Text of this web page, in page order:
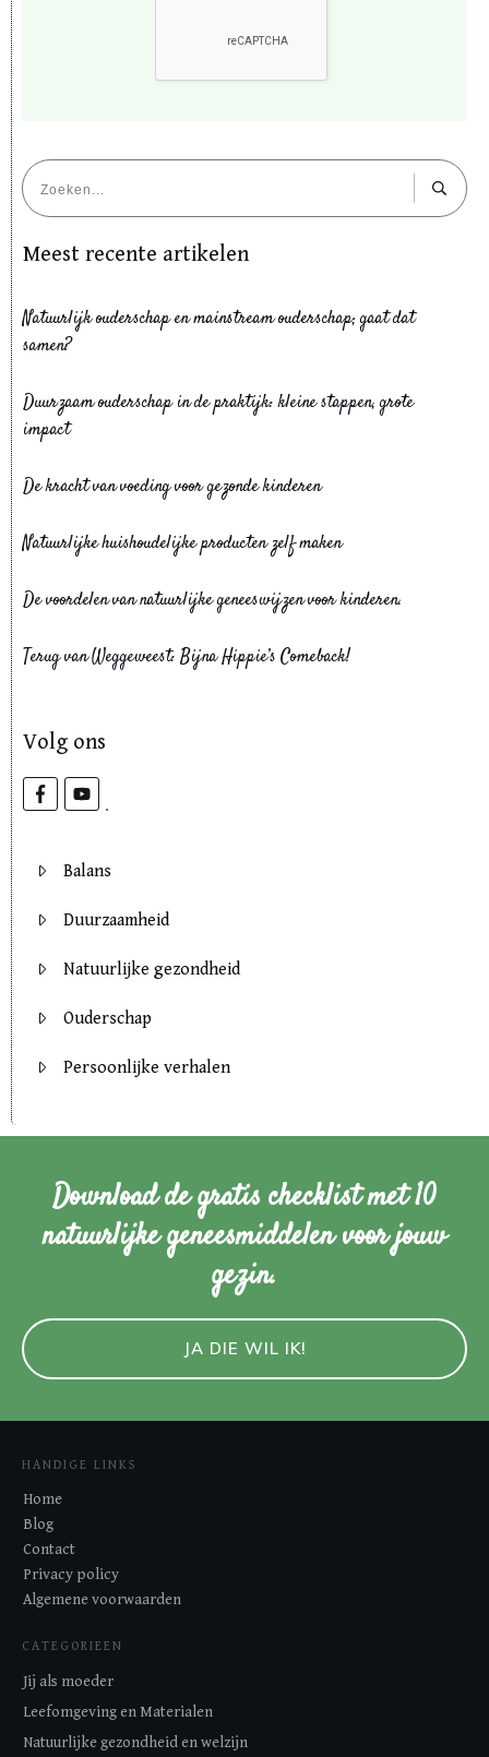
Meest recente artikelen
Natuurlijk ouderschap en mainstream ouderschap; gaat dat
samen?
Duurzaam ouderschap in de praktijk: kleine stappen, grote
impact
De kracht van voeding voor gezonde kinderen
Natuurlijke huishoudelijke producten zelf maken
De voordelen van natuurlijke geneeswijzen voor kinderen.
Terug van Weggeweest: Bijna Hippie’s Comeback!
Volg ons
Balans
Duurzaamheid
Natuurlijke gezondheid
Ouderschap
Persoonlijke verhalen
Download de gratis checklist met 10
natuurlijke geneesmiddelen voor jouw
gezin.
JA DIE WIL IK!
HANDIGE LINKS
Home
Blog
Contact
Privacy policy
Algemene voorwaarden
CATEGORIEEN
Jij als moeder
Leefomgeving en Materialen
Natuurlijke gezondheid en welzijn